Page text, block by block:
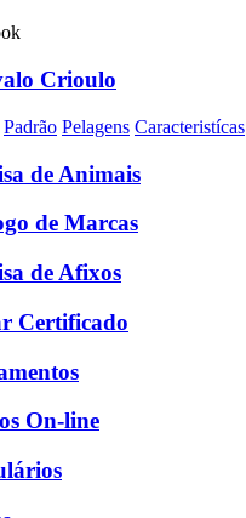
Crioulo
Padrão Pelagens Caracteristícas
de Animais
de Marcas
de Afixos
Certificado
On-line